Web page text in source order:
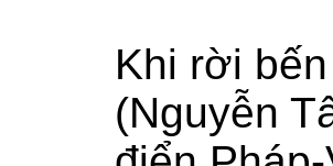
Khi rời
(Nguyễn